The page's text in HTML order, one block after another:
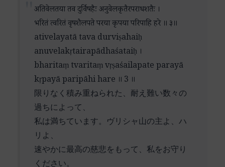
मौलिमणे (maulimane) – 冠の宝石よ
शरणागत (śaraṇāgata) – 庇護を求める者
वत्सल (vatsala) – 慈しむ
सारनिधे (sāranidhe) – 真髄の宝庫よ
परिपालय (paripālaya) – 守護せよ
मां (māṃ) – 私を
वृषशैलपते (vṛṣaśailapate) – ヴリシャ山の主よ
代表しています。四面のブラフマーは創造神、六
面のスカンダは軍神、五面のシヴァは破壊と再生
の神です。それぞれの面は、その神々の多面的な
性質と力を象徴しています。
「冠の宝石」という表現は、ヴェーンカテーシュ
ワラ神が、これらの強大な神々の中でも最も崇高
な存在であることを示しています。これは単なる
比較級的な優位性ではなく、全ての神的な性質を
包含する普遍的な至高性を表現しています。
「庇護を求める者を慈しむ方」
（śaraṇāgatavatsala）という語は、この神の重要
अतिवेलतया तव दुर्विषहैः अनुवेलकृतैरपराधशतैः ।
भरितं त्वरितं वृषशैलपते परया कृपया परिपाहि हरे ॥ ३॥
ativelayatā tava durviṣahaiḥ
anuvelakṛtairapādhaśataiḥ ।
bharitaṃ tvaritaṃ vṛṣaśailapate parayā
kṛpayā paripāhi hare ॥ 3 ॥
限りなく積み重ねられた、耐え難い数々の
過ちによって、
私は満ちています。ヴリシャ山の主よ、ハ
リよ、
速やかに最高の慈悲をもって、私をお守り